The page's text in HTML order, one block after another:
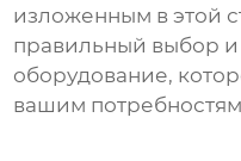
изложенным в этой
правильный выбор
оборудование,
вашим